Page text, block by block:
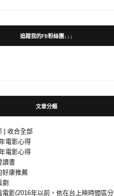
追蹤我的FB粉絲團↓↓↓
文章分類
收合全部
電影心得
電影心得
讀書
好康推薦
劇
電影(2016年以前，依在台上映時間區